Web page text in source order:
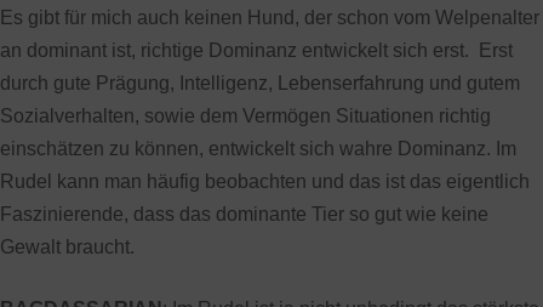
Es gibt für mich auch keinen Hund, der schon vom Welpenalter
an dominant ist, richtige Dominanz entwickelt sich erst. Erst
durch gute Prägung, Intelligenz, Lebenserfahrung und gutem
Sozialverhalten, sowie dem Vermögen Situationen richtig
einschätzen zu können, entwickelt sich wahre Dominanz. Im
Rudel kann man häufig beobachten und das ist das eigentlich
Faszinierende, dass das dominante Tier so gut wie keine
Gewalt braucht.